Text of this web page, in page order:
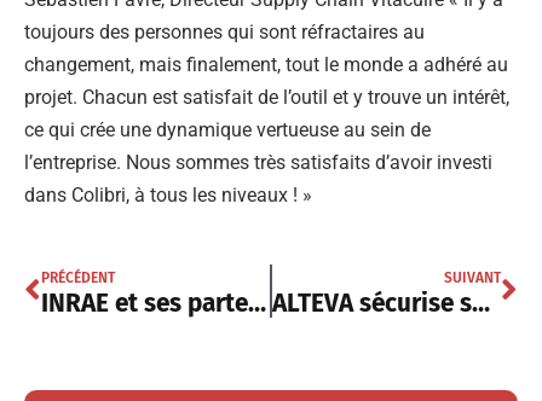
toujours des personnes qui sont réfractaires au
changement, mais finalement, tout le monde a adhéré au
projet. Chacun est satisfait de l’outil et y trouve un intérêt,
ce qui crée une dynamique vertueuse au sein de
l’entreprise. Nous sommes très satisfaits d’avoir investi
dans Colibri, à tous les niveaux ! »
PRÉCÉDENT
INRAE et ses partenaires réussissent un Move to Cloud avec les Filles et les Garçons de la Tech
SUIVANT
ALTEVA sécurise son hébergement d’applications avec ITS Integra